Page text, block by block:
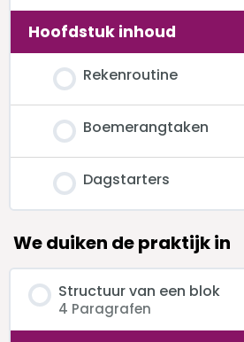
Hoofdstuk inhoud
Rekenroutine
Boemerangtaken
Dagstarters
We duiken de praktijk in
Structuur van een blok
4 Paragrafen